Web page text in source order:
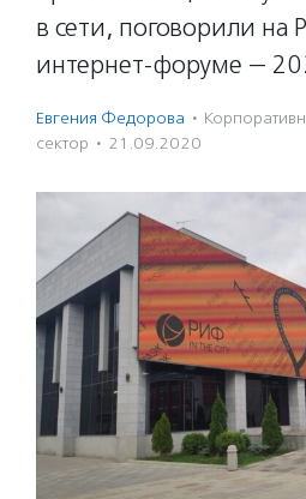
в сети, поговорили на
интернет-форуме —
Евгения Федорова ·
сектор · 21.09.2020